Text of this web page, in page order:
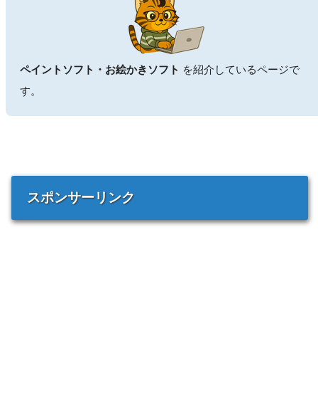
ペイントソフト・お絵かきソフト を紹介しているページで
す。
スポンサーリンク